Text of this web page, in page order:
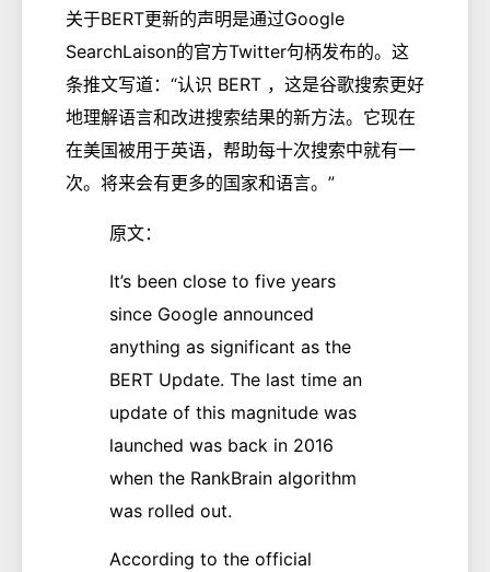
关于BERT更新的声明是通过Google
SearchLaison的官方Twitter句柄发布的。这
条推文写道：“认识 BERT ，这是谷歌搜索更好
地理解语言和改进搜索结果的新方法。它现在
在美国被用于英语，帮助每十次搜索中就有一
次。将来会有更多的国家和语言。”
原文：
It’s been close to five years
since Google announced
anything as significant as the
BERT Update. The last time an
update of this magnitude was
launched was back in 2016
when the RankBrain algorithm
was rolled out.
According to the official